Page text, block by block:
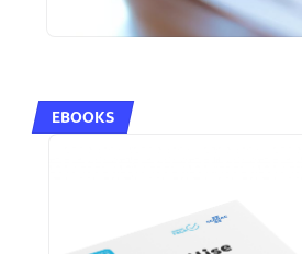
EBOOKS